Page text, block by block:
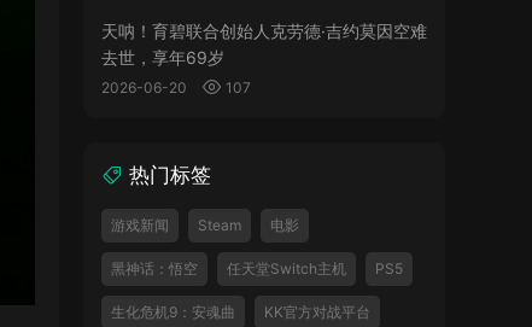
天呐！育碧联合创始人克劳德·吉约莫因空难
去世，享年69岁
2026-06-20 107
热门标签
游戏新闻 Steam 电影
黑神话：悟空 任天堂Switch主机 PS5
生化危机9：安魂曲 KK官方对战平台